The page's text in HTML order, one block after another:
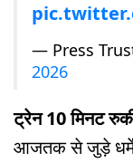
— Press
2026
ट्रेन 10 मिनट
आजतक से जुड़े